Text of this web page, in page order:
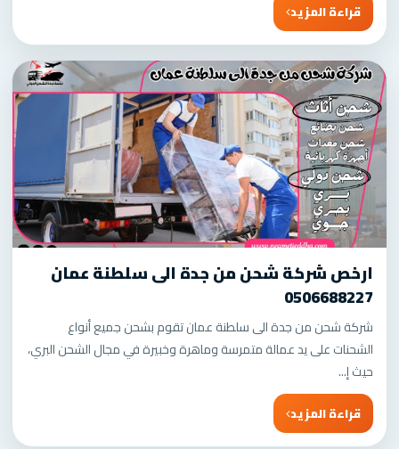
قراءة المزيد
ارخص شركة شحن من جدة الى سلطنة عمان
0506688227
شركة شحن من جدة الى سلطنة عمان تقوم بشحن جميع أنواع
الشحنات على يد عمالة متمرسة وماهرة وخبيرة في مجال الشحن البري،
حيث إ...
قراءة المزيد